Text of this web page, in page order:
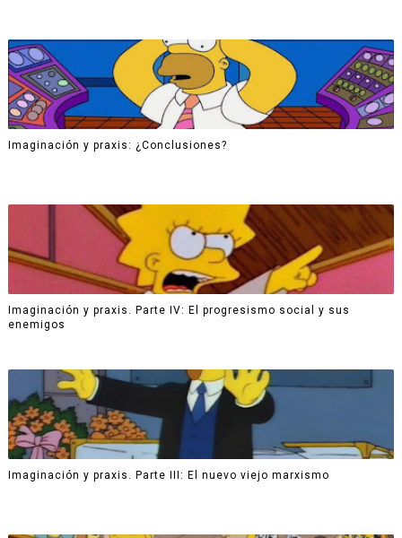
Imaginación y praxis: ¿Conclusiones?
Imaginación y praxis. Parte IV: El progresismo social y sus
enemigos
Imaginación y praxis. Parte III: El nuevo viejo marxismo